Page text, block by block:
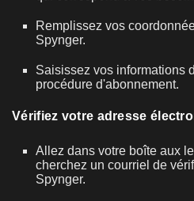
Remplissez vos
Spynger.
Saisissez vos informations
procédure d'abonnement.
Vérifiez votre adresse
Allez dans votre boîte aux
cherchez un courriel de
Spynger.